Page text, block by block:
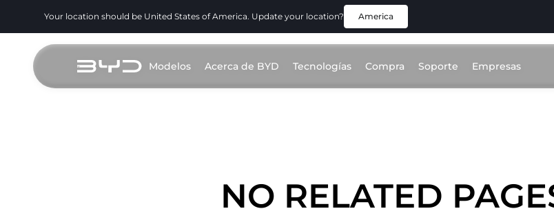
Your location should be United States of America. Update your location? America
Modelos Acerca de BYD Tecnologías Compra Soporte Empresas
NO RELATED